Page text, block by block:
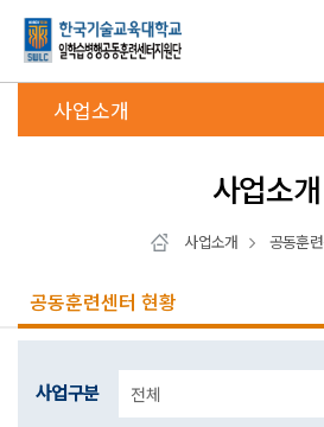
사업소개
사업소개
사업소개 공동훈
공동훈련센터 현황
사업구분